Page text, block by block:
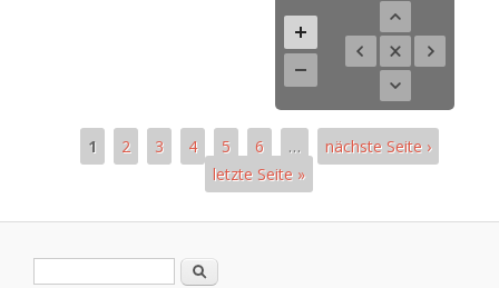
1 2 3 4 5 6 …
nächste Seite ›
letzte Seite »
Search